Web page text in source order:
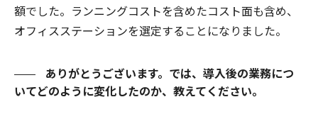
額でした。ランニングコストを含めたコスト面も含め、
オフィスステーションを選定することになりました。
ありがとうございます。では、導入後の業務につ
いてどのように変化したのか、教えてください。